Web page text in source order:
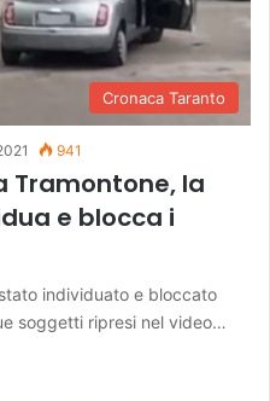
Cronaca Taranto
941
Tramontone, la
e blocca i
individuato e bloccato
soggetti ripresi nel video…